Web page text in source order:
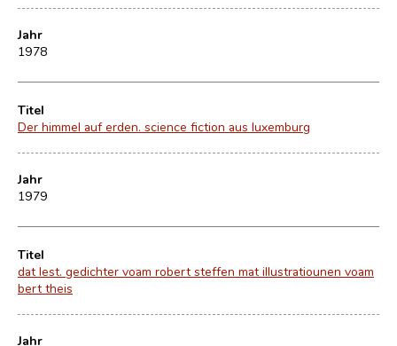
Jahr
1978
Titel
Der himmel auf erden. science fiction aus luxemburg
Jahr
1979
Titel
dat lest. gedichter voam robert steffen mat illustratiounen voam
bert theis
Jahr